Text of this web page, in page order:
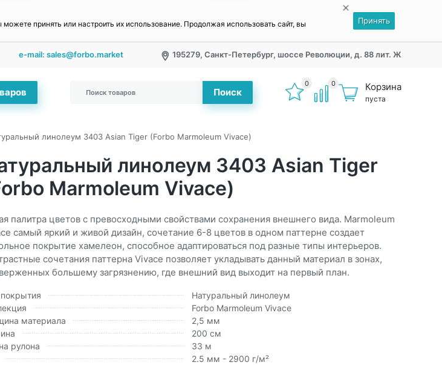
можете принять или настроить их использование. Продолжая использовать сайт, вы
Принять
e-mail: sales@forbo.market 195279, Санкт-Петербург, шоссе Революции, д. 88 лит. Ж
Поиск
0 0 Корзина
пуста
линолеум 3403 Asian Tiger (Forbo Marmoleum Vivace)
линолеум 3403 Asian Tiger
Marmoleum Vivace)
палитра цветов с превосходными свойствами сохранения внешнего вида. Marmoleum
самый яркий и живой дизайн, сочетание 6-8 цветов в одном паттерне создает
покрытие хамелеон, способное адаптироваться под разные типы интерьеров.
сочетания паттерна Vivace позволяет укладывать данный материал в зонах,
большему загрязнению, где внешний вид выходит на первый план.
Натуральный линолеум
Forbo Marmoleum Vivace
материала
2,5 мм
200 см
рулона
33 м
2.5 мм - 2900 г/м²